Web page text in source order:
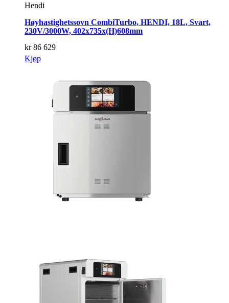
Hendi
Høyhastighetssovn CombiTurbo, HENDI, 18L, Svart,
230V/3000W, 402x735x(H)608mm
kr86 629
Kjøp